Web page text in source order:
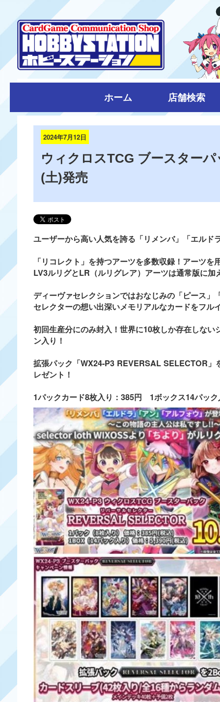
ホーム 店舗検索
2024年7月12日
ウィクロスTCG ブースター
(土)発売
ユーザーから高い人気を誇る「リメンバ」「エルド
「リコレクト」を持つアーツを多数収録！アーツを
LV3ルリグとLR（ルリグレア）アーツは通常版に
ディーヴァセレクションではおなじみの「ピース」
セレクターの想い出深いメモリアルなカードをフ
初回生産分にのみ封入！世界に10枚しか存在しな
ン入り！
拡張パック「WX24-P3 REVERSAL SELECTOR
レゼント！
1パックカード8枚入り：385円 1ボックス14パッ